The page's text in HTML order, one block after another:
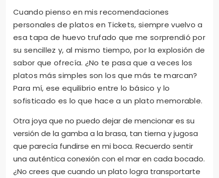
Cuando pienso en mis recomendaciones
personales de platos en Tickets, siempre vuelvo a
esa tapa de huevo trufado que me sorprendió por
su sencillez y, al mismo tiempo, por la explosión de
sabor que ofrecía. ¿No te pasa que a veces los
platos más simples son los que más te marcan?
Para mí, ese equilibrio entre lo básico y lo
sofisticado es lo que hace a un plato memorable.
Otra joya que no puedo dejar de mencionar es su
versión de la gamba a la brasa, tan tierna y jugosa
que parecía fundirse en mi boca. Recuerdo sentir
una auténtica conexión con el mar en cada bocado.
¿No crees que cuando un plato logra transportarte